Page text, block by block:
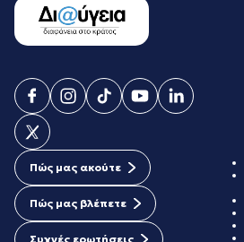
Πώς μας ακούτε
Πώς μας βλέπετε
Συχνές ερωτήσεις